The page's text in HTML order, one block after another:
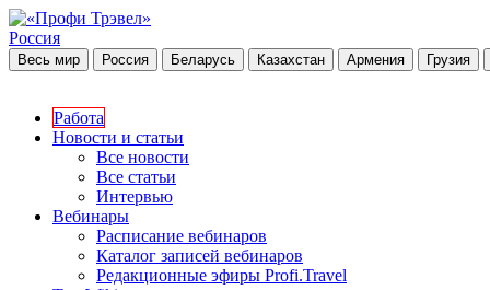
Россия
Весь мир Россия Беларусь Казахстан Армения Грузия
Работа
Новости и статьи
Все новости
Все статьи
Интервью
Вебинары
Расписание вебинаров
Каталог записей вебинаров
Редакционные эфиры Profi.Travel